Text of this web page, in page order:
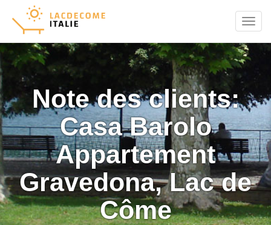
Menu
Note des clients:
Casa Barolo
Appartement
Gravedona, Lac de
Côme